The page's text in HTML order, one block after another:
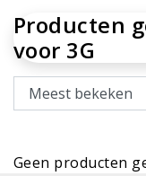
Producten
voor 3G
Geen producten